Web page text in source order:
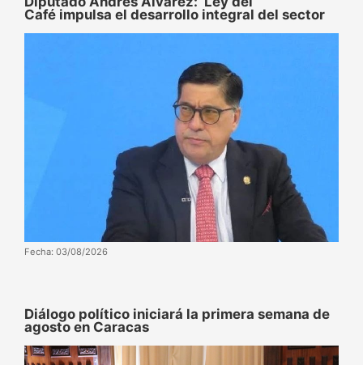
Café impulsa el desarrollo integral del sector
Fecha: 03/08/2026
Diálogo político iniciará la primera semana de
agosto en Caracas